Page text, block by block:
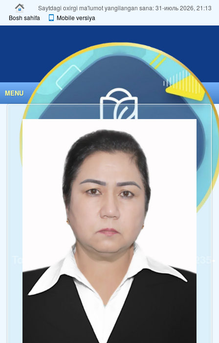
Saytdagi oxirgi ma'lumot yangilangan sana: 31-июль 2026, 21:13
Bosh sahifa
Mobile versiya
Toshkent shahar Yunusobod tumani 235-
sonli umumta’lim maktabi
MENU